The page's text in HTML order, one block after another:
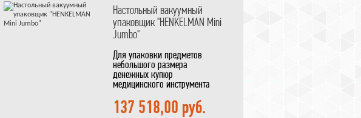
Настольный вакуумный
упаковщик "HENKELMAN Mini
Jumbo"
Для упаковки предметов
небольшого размера
денежных купюр
медицинского инструмента
гарантия 3 года
137 518,00 руб.